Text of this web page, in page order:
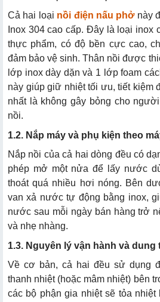
3.1. Lựa chọn nồi phở điện liền
3.2. Chọn nồi phở tủ điện rời
Cả hai loại nồi điện nấu phởnày
Inox 304 cao cấp. Đây là loại inox
thực phẩm, có độ bền cực cao,
đảm bảo vệ sinh. Thân nồi được
lớp inox dày dặn và 1 lớp foam
này giúp giữ nhiệt tối ưu, tiết kiệm
nhất là không gây bỏng cho
nồi.
1.2. Nắp máy và phụ kiện theo
Nắp nồi của cả hai dòng đều có
phép mở một nửa để lấy nước
thoát quá nhiều hơi nóng. Bên
van xả nước tự động bằng inox,
nước sau mỗi ngày bán hàng trở
và nhẹ nhàng.
1.3. Nguyên lý vận hành và dung
Về cơ bản, cả hai đều sử dụng
thanh nhiệt (hoặc mâm nhiệt) bên
các bộ phận gia nhiệt sẽ tỏa